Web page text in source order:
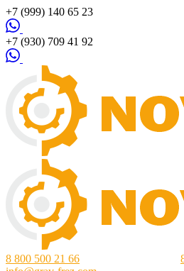
+7 (999) 140 65 23
+7 (930) 709 41 92
8 800 500 21 66